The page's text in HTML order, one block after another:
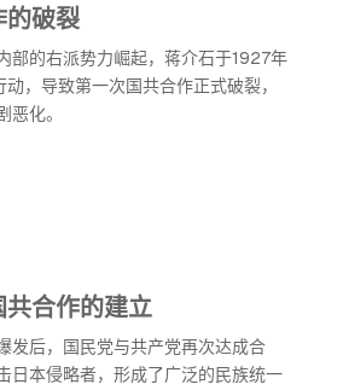
的破裂
部的右派势力崛起，蒋介石于1927年
动，导致第一次国共合作正式破裂，
恶化。
共合作的建立
发后，国民党与共产党再次达成合
日本侵略者，形成了广泛的民族统一